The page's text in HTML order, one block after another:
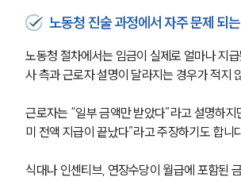
노동산재전문변호사
소식/자료
언론보도
공지사항
법률서식
노동청 진술 과정에서 자주 문제 되
노동청 절차에서는 임금이 실제로 얼마나 지
사 측과 근로자 설명이 달라지는 경우가 적지
근로자는 “일부 금액만 받았다”라고 설명하지
미 전액 지급이 끝났다”라고 주장하기도 합니
식대나 인센티브, 연장수당이 월급에 포함된